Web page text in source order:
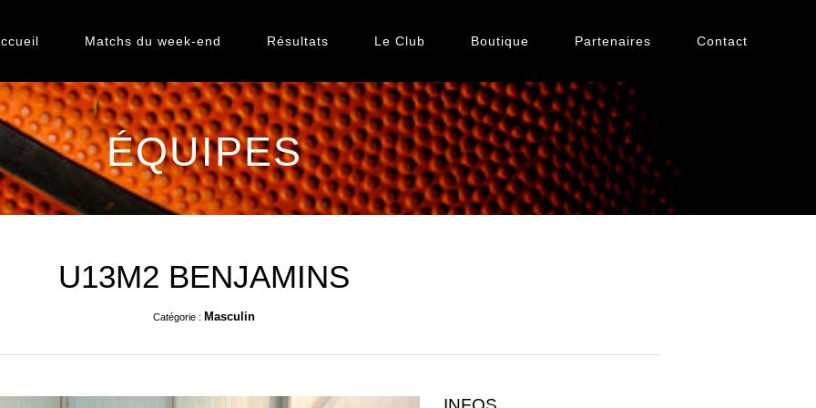
Matchs du week-end Résultats Le Club Boutique Partenaires Contact
ÉQUIPES
U13M2 BENJAMINS
Catégorie : Masculin